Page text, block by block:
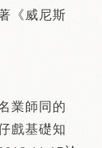
《威尼斯
業師同的
戲基礎知